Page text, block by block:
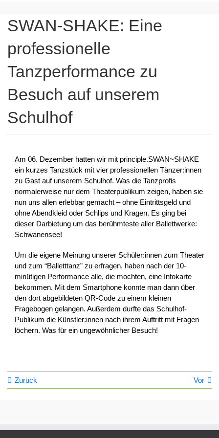
SWAN-SHAKE: Eine
professionelle
Tanzperformance zu
Besuch auf unserem
Schulhof
Am 06. Dezember hatten wir mit principle.SWAN~SHAKE
ein kurzes Tanzstück mit vier professionellen Tänzer:innen
zu Gast auf unserem Schulhof. Was die Tanzprofis
normalerweise nur dem Theaterpublikum zeigen, haben sie
nun uns allen erlebbar gemacht – ohne Eintrittsgeld und
ohne Abendkleid oder Schlips und Kragen. Es ging bei
dieser Darbietung um das berühmteste aller Ballettwerke:
Schwanensee!
Um die eigene Meinung unserer Schüler:innen zum Theater
und zum “Balletttanz” zu erfragen, haben nach der 10-
minütigen Performance alle, die mochten, eine Infokarte
bekommen. Mit dem Smartphone konnte man dann über
den dort abgebildeten QR-Code zu einem kleinen
Fragebogen gelangen. Außerdem durfte das Schulhof-
Publikum die Künstler:innen nach ihrem Auftritt mit Fragen
löchern. Was für ein ungewöhnlicher Besuch!
Zurück Vor